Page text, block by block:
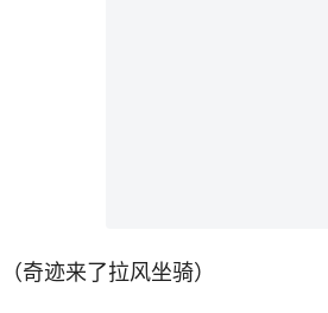
（奇迹来了拉风坐骑）